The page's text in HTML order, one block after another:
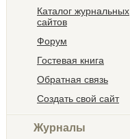
Каталог журнальных
сайтов
Форум
Гостевая книга
Обратная связь
Создать свой сайт
Журналы